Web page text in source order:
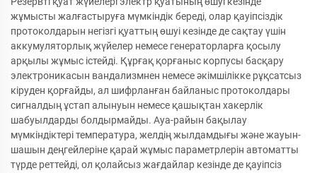
жұмысты жалғастыруға мүмкіндік береді, олар қауіпсіздік
протоколдарын негізгі қуаттың өшуі кезінде де сақтау үшін
аккумуляторлық жүйелер немесе генераторларға қосылу
арқылы жұмыс істейді. Құрғақ қорғаныс корпусы басқару
электроникасын вандализмнен немесе әкімшілікке рұқсатсыз
кіруден қорғайды, ал шифрланған байланыс протоколдары
сигналдың ұстап алынуын немесе қашықтан хакерлік
шабуылдарды болдырмайды. Ауа-райын бақылау
мүмкіндіктері температура, желдің жылдамдығы және жауын-
шашын деңгейлеріне қарай жұмыс параметрлерін автоматты
түрде реттейді, ол қолайсыз жағдайлар кезінде де қауіпсіз